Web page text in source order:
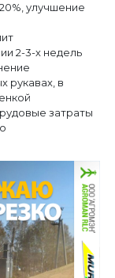
улучшение
2-3-х недель
рукавах, в
затраты